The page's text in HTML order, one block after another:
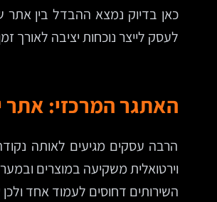
כאן בדיוק נמצא ההבדל בין
לעסק לייצר נוכחות יציבה לאורך
האתגר המרכזי:
הרבה עסקים מגיעים לאותה
וירטואלית משקיעה במוצרים
השירותים דחוסים לעמוד אחד